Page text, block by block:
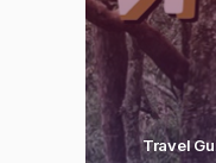
Travel